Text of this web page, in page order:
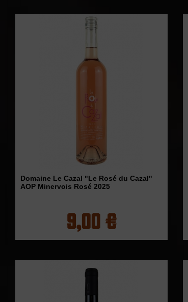
Domaine Le Cazal "Le Rosé du Cazal"
AOP Minervois Rosé 2025
9,00 €